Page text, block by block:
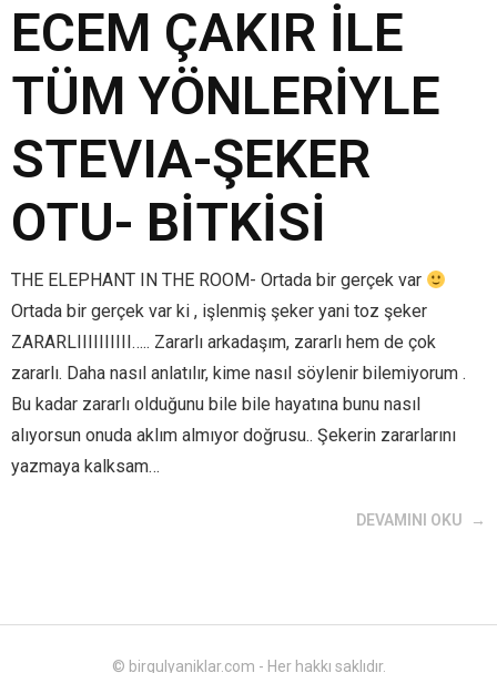
ECEM ÇAKIR İLE
TÜM YÖNLERİYLE
STEVIA-ŞEKER
OTU- BİTKİSİ
THE ELEPHANT IN THE ROOM- Ortada bir gerçek var
Ortada bir gerçek var ki , işlenmiş şeker yani toz şeker
ZARARLIIIIIIIIII….. Zararlı arkadaşım, zararlı hem de çok
zararlı. Daha nasıl anlatılır, kime nasıl söylenir bilemiyorum .
Bu kadar zararlı olduğunu bile bile hayatına bunu nasıl
alıyorsun onuda aklım almıyor doğrusu.. Şekerin zararlarını
yazmaya kalksam…
DEVAMINI OKU
© birgulyaniklar.com - Her hakkı saklıdır.